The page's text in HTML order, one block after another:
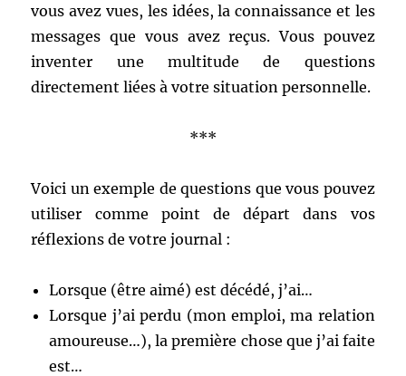
vous avez vues, les idées, la connaissance et les
messages que vous avez reçus. Vous pouvez
inventer une multitude de questions
directement liées à votre situation personnelle.
***
Voici un exemple de questions que vous pouvez
utiliser comme point de départ dans vos
réflexions de votre journal :
Lorsque (être aimé) est décédé, j’ai…
Lorsque j’ai perdu (mon emploi, ma relation
amoureuse…), la première chose que j’ai faite
est…